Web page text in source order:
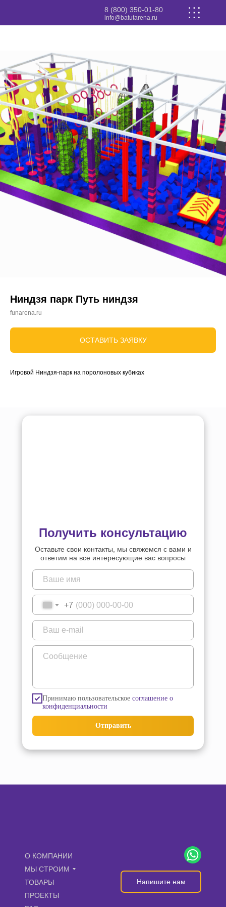
8 (800) 350-01-80
info@batutarena.ru
Ниндзя парк Путь ниндзя
funarena.ru
ОСТАВИТЬ ЗАЯВКУ
Игровой Ниндзя-парк на поролоновых кубиках
Получить консультацию
Оставьте свои контакты, мы свяжемся с вами и
ответим на все интересующие вас вопросы
+7
Принимаю пользовательское соглашение о
конфиденциальности
Отправить
О КОМПАНИИ
МЫ СТРОИМ
ТОВАРЫ
Напишите нам
ПРОЕКТЫ